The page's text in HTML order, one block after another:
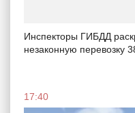
Инспекторы ГИБДД
незаконную перевозку
17:40